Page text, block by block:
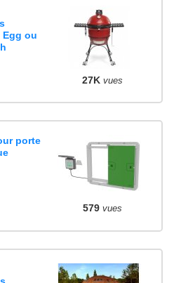
Egg ou
27K vues
porte
579 vues